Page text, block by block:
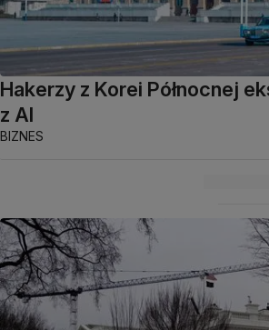
Hakerzy z Korei Północnej
z AI
BIZNES